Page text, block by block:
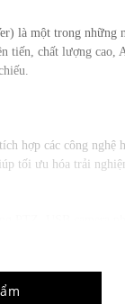
là một trong những
tiến, chất lượng
hợp các công
tối ưu hóa trải
trong giáo dục,